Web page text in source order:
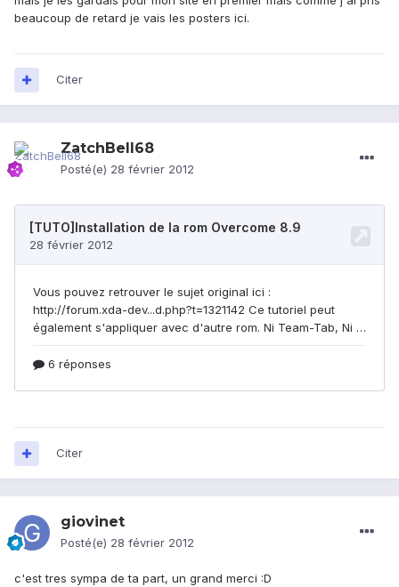
beaucoup de retard je vais les posters ici.
Citer
ZatchBell68
Posté(e) 28 février 2012
Citer
giovinet
Posté(e) 28 février 2012
c'est tres sympa de ta part, un grand merci :D